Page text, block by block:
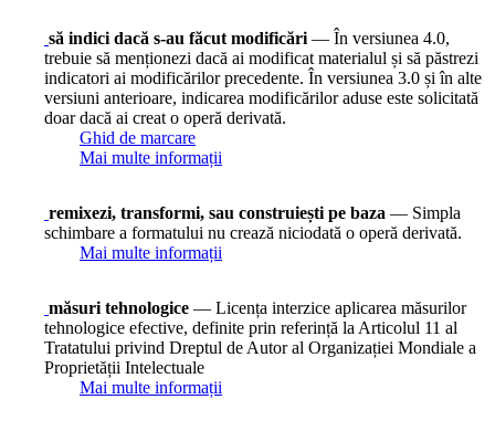
să indici dacă s-au făcut modificări — În versiunea 4.0,
trebuie să menționezi dacă ai modificat materialul și să păstrezi
indicatori ai modificărilor precedente. În versiunea 3.0 și în alte
versiuni anterioare, indicarea modificărilor aduse este solicitată
doar dacă ai creat o operă derivată.
Ghid de marcare
Mai multe informații
remixezi, transformi, sau construiești pe baza — Simpla
schimbare a formatului nu crează niciodată o operă derivată.
Mai multe informații
măsuri tehnologice — Licența interzice aplicarea măsurilor
tehnologice efective, definite prin referință la Articolul 11 al
Tratatului privind Dreptul de Autor al Organizației Mondiale a
Proprietății Intelectuale
Mai multe informații